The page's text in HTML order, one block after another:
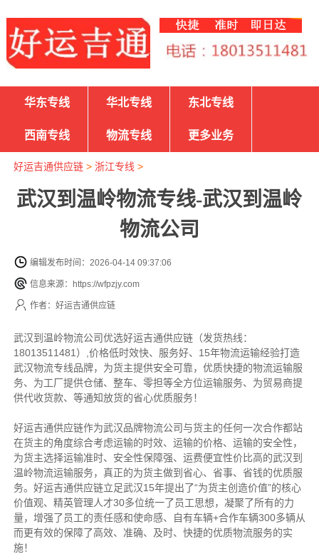
华东专线 华北专线 东北专线
西南专线 物流专线 更多业务
好运吉通供应链> 浙江专线 >
武汉到温岭物流专线-武汉到温岭
物流公司
编辑发布时间：2026-04-14 09:37:06
信息来源：https://wfpzjy.com
作者：好运吉通供应链
武汉到温岭物流公司优选好运吉通供应链（发货热线：
18013511481）,价格低时效快、服务好、15年物流运输经验打造
武汉物流专线品牌，为货主提供安全可靠，优质快捷的物流运输服
务、为工厂提供仓储、整车、零担等全方位运输服务、为贸易商提
供代收货款、等通知放货的省心优质服务！
好运吉通供应链作为武汉品牌物流公司与货主的任何一次合作都站
在货主的角度综合考虑运输的时效、运输的价格、运输的安全性，
为货主选择运输准时、安全性保障强、运费便宜性价比高的武汉到
温岭物流运输服务，真正的为货主做到省心、省事、省钱的优质服
务。好运吉通供应链立足武汉15年提出了“为货主创造价值”的核心
价值观、精英管理人才30多位统一了员工思想，凝聚了所有的力
量，增强了员工的责任感和使命感、自有车辆+合作车辆300多辆从
而更有效的保障了高效、准确、及时、快捷的优质物流服务的实
施！